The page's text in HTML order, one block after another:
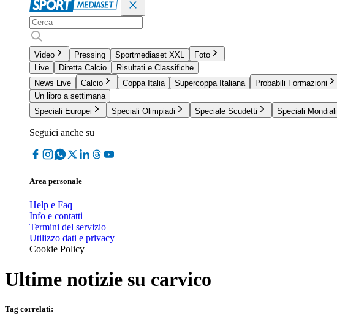
Video Pressing Sportmediaset XXL
Foto
Live
Diretta Calcio
Risultati e Classifiche
News Live
Calcio Coppa Italia Supercoppa Italiana Probabili Formazioni
Un libro a settimana
Speciali Europei
Speciali Olimpiadi Speciale Scudetti Speciali Mondiali
Seguici anche su
Area personale
Help e Faq
Info e contatti
Termini del servizio
Utilizzo dati e privacy
Cookie Policy
Ultime notizie su carvico
Tag correlati: